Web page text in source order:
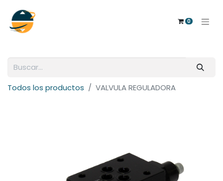
0
Todos los productos VALVULA REGULADORA